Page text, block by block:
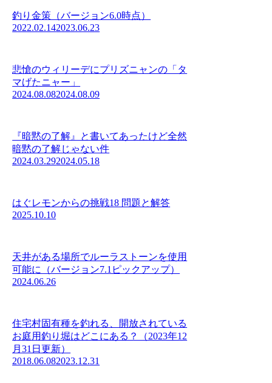
釣り金策（バージョン6.0時点）
2022.02.142023.06.23
悲愴のウィリーデにプリズニャンの「タ
マげたニャー」
2024.08.082024.08.09
『暗黙の了解』と書いてあったけど全然
暗黙の了解じゃない件
2024.03.292024.05.18
はぐレモンからの挑戦18 問題と解答
2025.10.10
天井がある場所でルーラストーンを使用
可能に（バージョン7.1ピックアップ）
2024.06.26
住宅村固有種を釣れる、開放されている
お庭用釣り堀はどこにある？（2023年12
月31日更新）
2018.06.082023.12.31